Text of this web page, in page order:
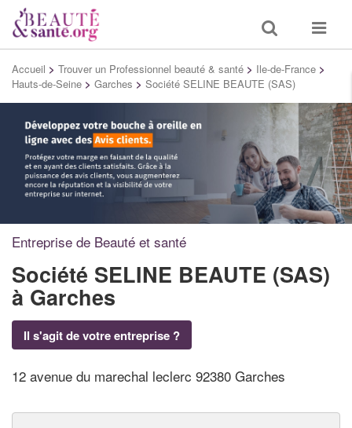
Toggle
search
Toggle
Accueil > Trouver un Professionnel beauté & santé > Ile-de-France >
Hauts-de-Seine > Garches > Société SELINE BEAUTE (SAS)
Entreprise de Beauté et santé
Société SELINE BEAUTE (SAS)
à Garches
Il s'agit de votre entreprise ?
12 avenue du marechal leclerc 92380 Garches